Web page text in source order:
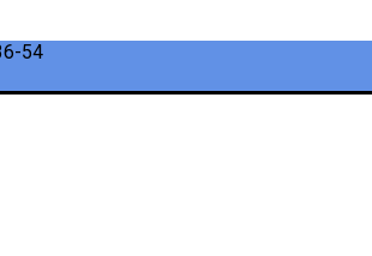
54